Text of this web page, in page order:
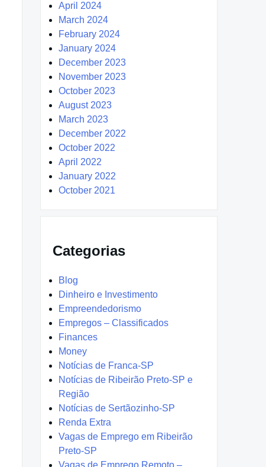
April 2024
March 2024
February 2024
January 2024
December 2023
November 2023
October 2023
August 2023
March 2023
December 2022
October 2022
April 2022
January 2022
October 2021
Categorias
Blog
Dinheiro e Investimento
Empreendedorismo
Empregos – Classificados
Finances
Money
Notícias de Franca-SP
Notícias de Ribeirão Preto-SP e
Região
Notícias de Sertãozinho-SP
Renda Extra
Vagas de Emprego em Ribeirão
Preto-SP